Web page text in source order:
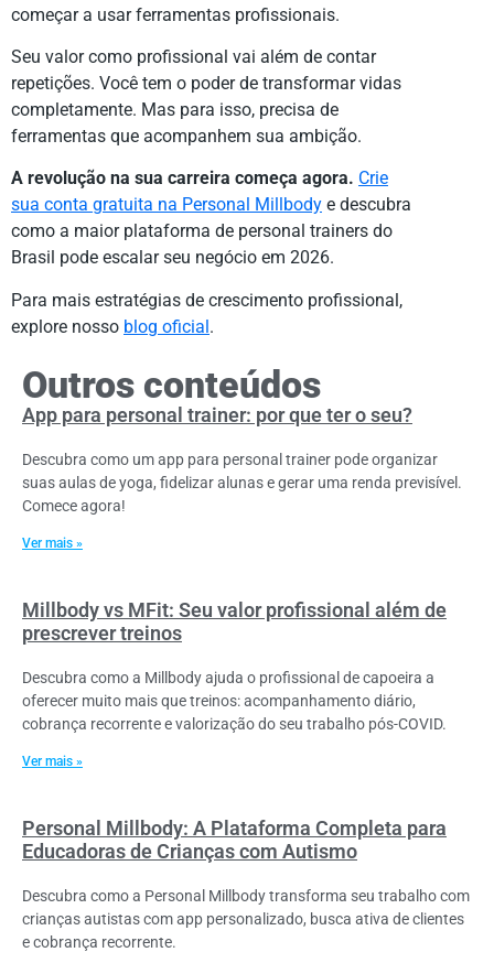
começar a usar ferramentas profissionais.
Seu valor como profissional vai além de contar
repetições. Você tem o poder de transformar vidas
completamente. Mas para isso, precisa de
ferramentas que acompanhem sua ambição.
A revolução na sua carreira começa agora. Crie
sua conta gratuita na Personal Millbody e descubra
como a maior plataforma de personal trainers do
Brasil pode escalar seu negócio em 2026.
Para mais estratégias de crescimento profissional,
explore nosso blog oficial.
Outros conteúdos
App para personal trainer: por que ter o seu?
Descubra como um app para personal trainer pode organizar
suas aulas de yoga, fidelizar alunas e gerar uma renda previsível.
Comece agora!
Ver mais »
Millbody vs MFit: Seu valor profissional além de
prescrever treinos
Descubra como a Millbody ajuda o profissional de capoeira a
oferecer muito mais que treinos: acompanhamento diário,
cobrança recorrente e valorização do seu trabalho pós-COVID.
Ver mais »
Personal Millbody: A Plataforma Completa para
Educadoras de Crianças com Autismo
Descubra como a Personal Millbody transforma seu trabalho com
crianças autistas com app personalizado, busca ativa de clientes
e cobrança recorrente.